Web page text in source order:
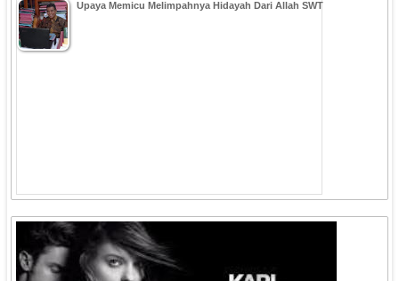
Upaya Memicu Melimpahnya Hidayah Dari Allah SWT